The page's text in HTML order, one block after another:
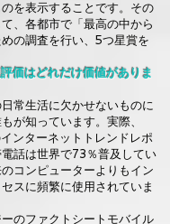
を表示することです。その
、各都市で「最高の中から
の調査を行い、5つ星賞を
価はどれだけ価値がありま
常生活に欠かせないものに
が知っています。実際、
ンターネットトレンドレポ
話は世界で73％普及してい
コンピューターよりもイン
スに頻繁に使用されていま
のファクトシートモバイル